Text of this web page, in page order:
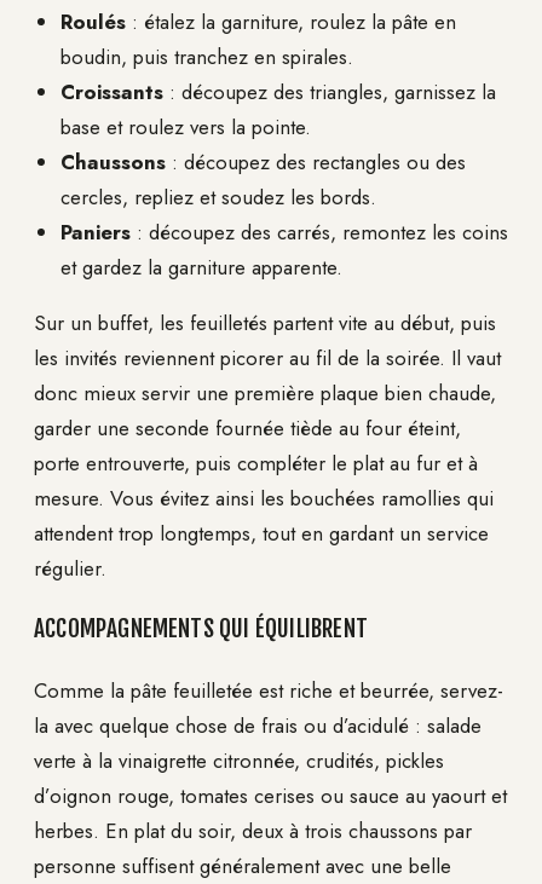
Roulés: étalez la garniture, roulez la pâte en
boudin, puis tranchez en spirales.
Croissants: découpez des triangles, garnissez la
base et roulez vers la pointe.
Chaussons: découpez des rectangles ou des
cercles, repliez et soudez les bords.
Paniers: découpez des carrés, remontez les coins
et gardez la garniture apparente.
Sur un buffet, les feuilletés partent vite au début, puis
les invités reviennent picorer au fil de la soirée. Il vaut
donc mieux servir une première plaque bien chaude,
garder une seconde fournée tiède au four éteint,
porte entrouverte, puis compléter le plat au fur et à
mesure. Vous évitez ainsi les bouchées ramollies qui
attendent trop longtemps, tout en gardant un service
régulier.
ACCOMPAGNEMENTS QUI ÉQUILIBRENT
Comme la pâte feuilletée est riche et beurrée, servez-
la avec quelque chose de frais ou d’acidulé : salade
verte à la vinaigrette citronnée, crudités, pickles
d’oignon rouge, tomates cerises ou sauce au yaourt et
herbes. En plat du soir, deux à trois chaussons par
personne suffisent généralement avec une belle